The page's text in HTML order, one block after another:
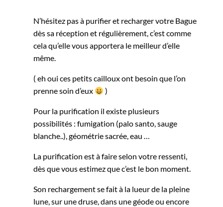
N’hésitez pas à purifier et recharger votre Bague
dès sa réception et régulièrement, c’est comme
cela qu’elle vous apportera le meilleur d’elle
même.
( eh oui ces petits cailloux ont besoin que l’on
prenne soin d’eux
)
Pour la purification il existe plusieurs
possibilités : fumigation (palo santo, sauge
blanche..), géométrie sacrée, eau …
La purification est à faire selon votre ressenti,
dès que vous estimez que c’est le bon moment.
Son rechargement se fait à la lueur de la pleine
lune, sur une druse, dans une géode ou encore